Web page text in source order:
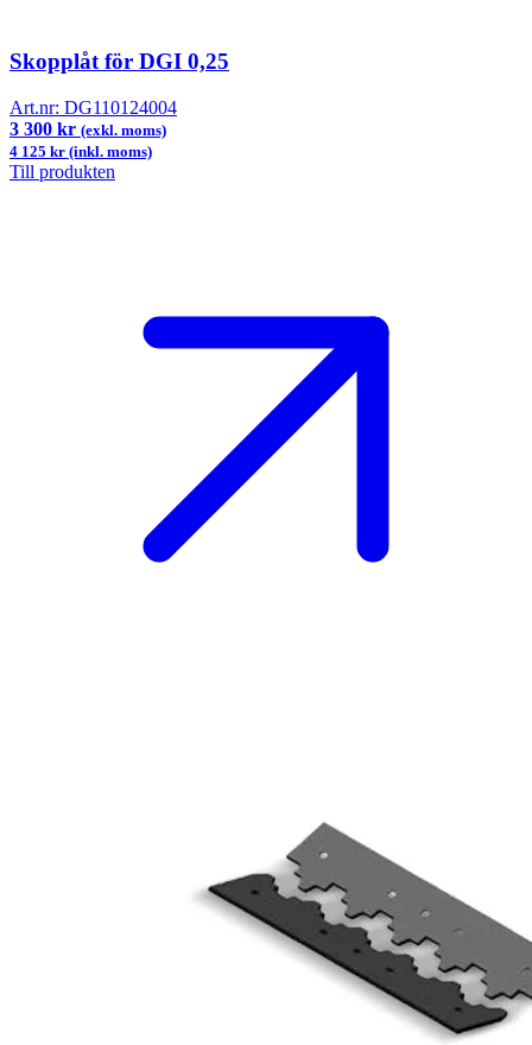
Skopplåt för DGI 0,25
Art.nr: DG110124004
3 300 kr (exkl. moms)
4 125 kr (inkl. moms)
Till produkten